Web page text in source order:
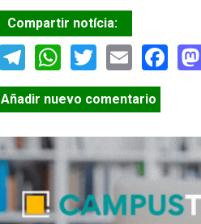
Compartir notícia:
Telegram
WhatsApp
TwitterEmail
Añadir nuevo comentario